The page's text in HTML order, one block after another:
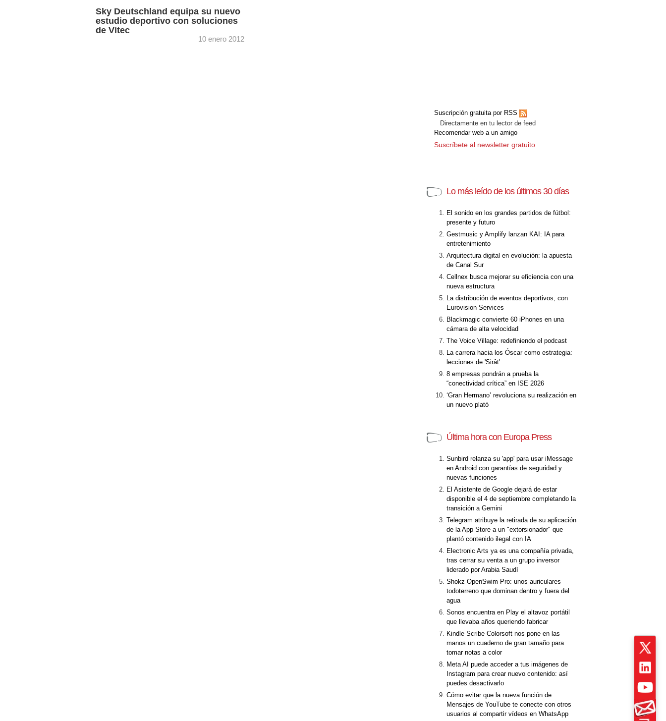
Sky Deutschland equipa su nuevo
estudio deportivo con soluciones
de Vitec
10 enero 2012
Suscripción gratuita por RSS
Directamente en tu lector de feed
Recomendar web a un amigo
Suscríbete al newsletter gratuito
Lo más leído de los últimos 30 días
El sonido en los grandes partidos de fútbol:
presente y futuro
Gestmusic y Amplify lanzan KAI: IA para
entretenimiento
Arquitectura digital en evolución: la apuesta
de Canal Sur
Cellnex busca mejorar su eficiencia con una
nueva estructura
La distribución de eventos deportivos, con
Eurovision Services
Blackmagic convierte 60 iPhones en una
cámara de alta velocidad
The Voice Village: redefiniendo el podcast
La carrera hacia los Óscar como estrategia:
lecciones de 'Sirât'
8 empresas pondrán a prueba la
“conectividad crítica” en ISE 2026
‘Gran Hermano’ revoluciona su realización en
un nuevo plató
Última hora con Europa Press
Sunbird relanza su 'app' para usar iMessage
en Android con garantías de seguridad y
nuevas funciones
El Asistente de Google dejará de estar
disponible el 4 de septiembre completando la
transición a Gemini
Telegram atribuye la retirada de su aplicación
de la App Store a un "extorsionador" que
plantó contenido ilegal con IA
Electronic Arts ya es una compañía privada,
tras cerrar su venta a un grupo inversor
liderado por Arabia Saudí
Shokz OpenSwim Pro: unos auriculares
todoterreno que dominan dentro y fuera del
agua
Sonos encuentra en Play el altavoz portátil
que llevaba años queriendo fabricar
Kindle Scribe Colorsoft nos pone en las
manos un cuaderno de gran tamaño para
tomar notas a color
Meta AI puede acceder a tus imágenes de
Instagram para crear nuevo contenido: así
puedes desactivarlo
Cómo evitar que la nueva función de
Mensajes de YouTube te conecte con otros
usuarios al compartir vídeos en WhatsApp